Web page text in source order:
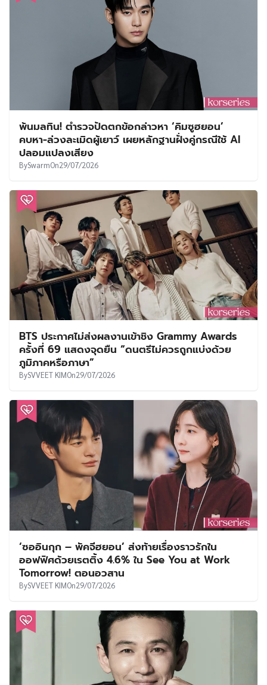
พ้นมลทิน! ตำรวจปัดตกข้อกล่าวหา ‘คิมซูฮยอน’
คบหา-ล่วงละเมิดผู้เยาว์ เผยหลักฐานฝั่งคู่กรณีใช้ AI
ปลอมแปลงเสียง
BySwarmOn29/07/2026
BTS ประกาศไม่ส่งผลงานเข้าชิง Grammy Awards
ครั้งที่ 69 แสดงจุดยืน “ดนตรีไม่ควรถูกแบ่งด้วย
ภูมิภาคหรือภาษา”
BySVVEET KIMOn29/07/2026
‘ซออินกุก – พัคจีฮยอน’ ส่งท้ายเรื่องราวรักใน
ออฟฟิศด้วยเรตติ้ง 4.6% ใน See You at Work
Tomorrow! ตอนอวสาน
BySVVEET KIMOn29/07/2026